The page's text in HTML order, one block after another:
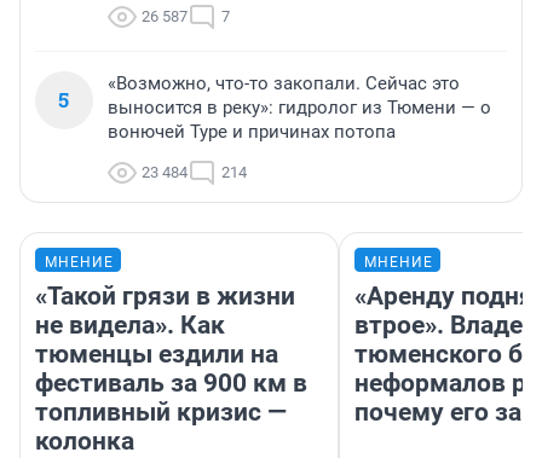
26 587 7
5
«Возможно, что-то закопали. Сейчас это
выносится в реку»: гидролог из Тюмени — о
вонючей Туре и причинах потопа
23 484 214
МНЕНИЕ
«Такой грязи в жизни
не видела». Как
тюменцы ездили на
фестиваль за 900 км в
топливный кризис —
колонка
МНЕНИЕ
«Аренду
втрое».
тюменского
неформалов
почему его